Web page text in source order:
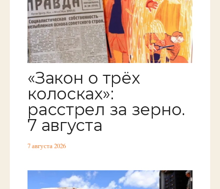
«Закон о трёх
колосках»:
расстрел за зерно.
7 августа
7 августа 2026